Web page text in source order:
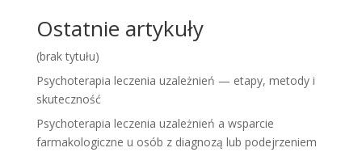
Ostatnie artykuły
(brak tytułu)
Psychoterapia leczenia uzależnień — etapy, metody i
skuteczność
Psychoterapia leczenia uzależnień a wsparcie
farmakologiczne u osób z diagnozą lub podejrzeniem